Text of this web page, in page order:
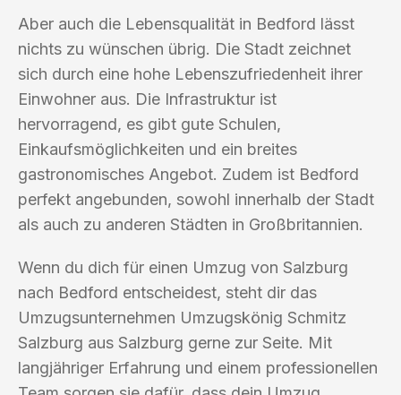
Aber auch die Lebensqualität in Bedford lässt
nichts zu wünschen übrig. Die Stadt zeichnet
sich durch eine hohe Lebenszufriedenheit ihrer
Einwohner aus. Die Infrastruktur ist
hervorragend, es gibt gute Schulen,
Einkaufsmöglichkeiten und ein breites
gastronomisches Angebot. Zudem ist Bedford
perfekt angebunden, sowohl innerhalb der Stadt
als auch zu anderen Städten in Großbritannien.
Wenn du dich für einen Umzug von Salzburg
nach Bedford entscheidest, steht dir das
Umzugsunternehmen Umzugskönig Schmitz
Salzburg aus Salzburg gerne zur Seite. Mit
langjähriger Erfahrung und einem professionellen